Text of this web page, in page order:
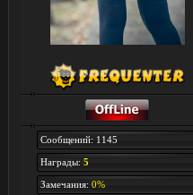
Сообщений: 1145
Награды: 5
Замечания: 0%